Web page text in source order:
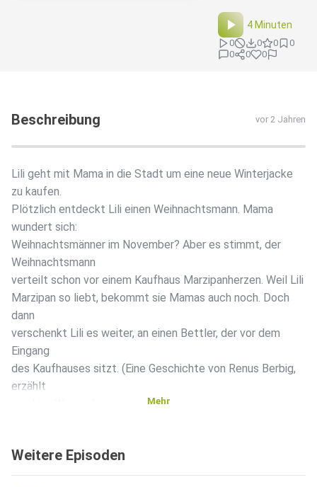
4 Minuten
0 0 0
0
0
0 0
Beschreibung vor 2 Jahren
Lili geht mit Mama in die Stadt um eine neue Winterjacke
zu kaufen.
Plötzlich entdeckt Lili einen Weihnachtsmann. Mama
wundert sich:
Weihnachtsmänner im November? Aber es stimmt, der
Weihnachtsmann
verteilt schon vor einem Kaufhaus Marzipanherzen. Weil Lili
Marzipan so liebt, bekommt sie Mamas auch noch. Doch
dann
verschenkt Lili es weiter, an einen Bettler, der vor dem
Eingang
des Kaufhauses sitzt. (Eine Geschichte von Renus Berbig,
erzählt
Mehr
Weitere Episoden